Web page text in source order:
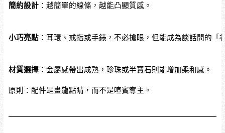
簡約設計：越簡單的線條，越能凸顯質感。
小巧亮點：耳環、戒指或手錶，不必搶眼，但能成為談話間的「
材質選擇：金屬感帶出成熟，珍珠或半寶石則能增加柔和感。
原則：配件是畫龍點睛，而不是喧賓奪主。